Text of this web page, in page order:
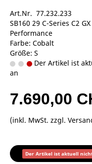
Art.Nr. 77.232.233
SB160 29 C-Series C2
Performance
Farbe: Cobalt
Größe: S
Der Artikel ist
an
7.690,00
(inkl. MwSt. zzgl.
Der Artikel ist aktuell